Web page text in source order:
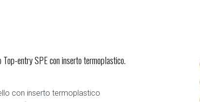
Top-entry SPE con inserto termoplastico.
con inserto termoplastico